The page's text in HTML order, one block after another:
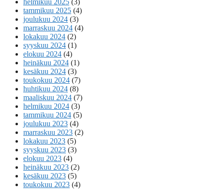
helmikuu 2025 (3)
tammikuu 2025 (4)
joulukuu 2024 (3)
marraskuu 2024 (4)
lokakuu 2024 (2)
syyskuu 2024 (1)
elokuu 2024 (4)
heinäkuu 2024 (1)
kesäkuu 2024 (3)
toukokuu 2024 (7)
huhtikuu 2024 (8)
maaliskuu 2024 (7)
helmikuu 2024 (3)
tammikuu 2024 (5)
joulukuu 2023 (4)
marraskuu 2023 (2)
lokakuu 2023 (5)
syyskuu 2023 (3)
elokuu 2023 (4)
heinäkuu 2023 (2)
kesäkuu 2023 (5)
toukokuu 2023 (4)